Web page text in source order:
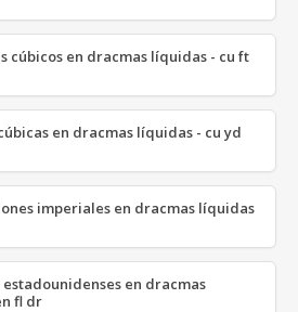
cúbicos en dracmas líquidas - cu ft
en dracmas líquidas - cu yd
imperiales en dracmas líquidas
en dracmas
fl dr